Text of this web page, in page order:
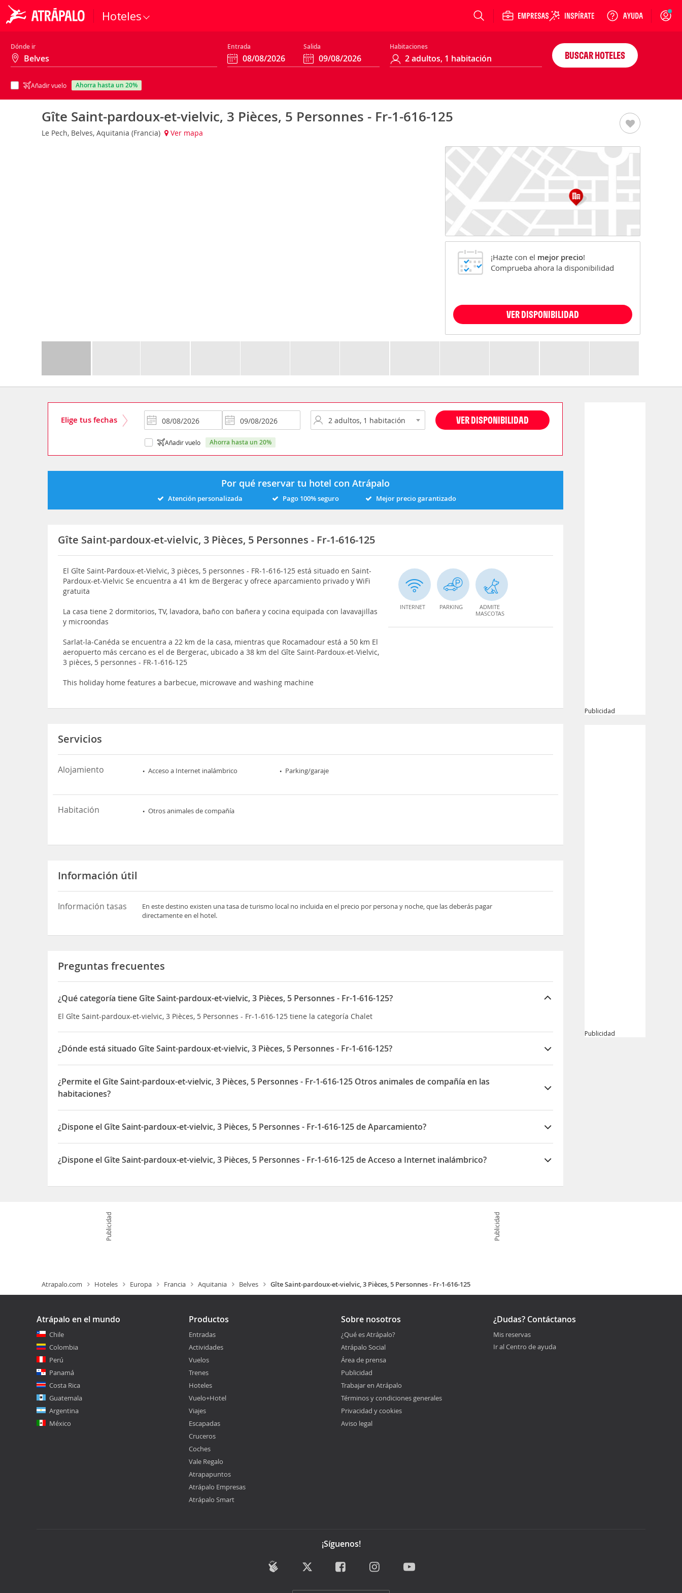
Hoteles Login
Dónde ir Entrada Salida Habitaciones
Añadir vuelo ahorra hasta un 20%
BUSCAR HOTELES
Gîte Saint-pardoux-et-vielvic, 3 Pièces, 5 Personnes - Fr-1-616-125
Le Pech, Belves, Aquitania (Francia) Ver mapa
¡Hazte con el mejor precio!
Comprueba ahora la disponibilidad
VER DISPONIBILIDAD
Elige tus fechas VER DISPONIBILIDAD
Añadir vuelo ahorra hasta un 20%
Por qué reservar tu hotel con Atrápalo
Atención personalizada Pago 100% seguro Mejor precio garantizado
Gîte Saint-pardoux-et-vielvic, 3 Pièces, 5 Personnes - Fr-1-616-125
El Gîte Saint-Pardoux-et-Vielvic, 3 pièces, 5 personnes - FR-1-616-125 está situado en Saint-
Pardoux-et-Vielvic Se encuentra a 41 km de Bergerac y ofrece aparcamiento privado y WiFi
gratuita
La casa tiene 2 dormitorios, TV, lavadora, baño con bañera y cocina equipada con lavavajillas
y microondas
Sarlat-la-Canéda se encuentra a 22 km de la casa, mientras que Rocamadour está a 50 km El
aeropuerto más cercano es el de Bergerac, ubicado a 38 km del Gîte Saint-Pardoux-et-Vielvic,
3 pièces, 5 personnes - FR-1-616-125
This holiday home features a barbecue, microwave and washing machine
INTERNET PARKING
ADMITE
MASCOTAS
Servicios
Alojamiento Acceso a Internet inalámbrico Parking/garaje
Habitación Otros animales de compañía
Información útil
Información tasas
En este destino existen una tasa de turismo local no incluida en el precio por persona y noche, que las deberás pagar
directamente en el hotel.
Preguntas frecuentes
¿Qué categoría tiene Gîte Saint-pardoux-et-vielvic, 3 Pièces, 5 Personnes - Fr-1-616-125?
El Gîte Saint-pardoux-et-vielvic, 3 Pièces, 5 Personnes - Fr-1-616-125 tiene la categoría Chalet
¿Dónde está situado Gîte Saint-pardoux-et-vielvic, 3 Pièces, 5 Personnes - Fr-1-616-125?
El Gîte Saint-pardoux-et-vielvic, 3 Pièces, 5 Personnes - Fr-1-616-125 está situado en Le Pech
¿Permite el Gîte Saint-pardoux-et-vielvic, 3 Pièces, 5 Personnes - Fr-1-616-125 Otros animales de compañía en las
habitaciones?
Sí, el Gîte Saint-pardoux-et-vielvic, 3 Pièces, 5 Personnes - Fr-1-616-125 permite Otros animales de compañía en las habitaciones
¿Dispone el Gîte Saint-pardoux-et-vielvic, 3 Pièces, 5 Personnes - Fr-1-616-125 de Aparcamiento?
Sí, el Gîte Saint-pardoux-et-vielvic, 3 Pièces, 5 Personnes - Fr-1-616-125 dispone de Aparcamiento
¿Dispone el Gîte Saint-pardoux-et-vielvic, 3 Pièces, 5 Personnes - Fr-1-616-125 de Acceso a Internet inalámbrico?
Publicidad
Publicidad
Publicidad Publicidad
Atrapalo.com Hoteles Europa Francia Aquitania Belves Gîte Saint-pardoux-et-vielvic, 3 Pièces, 5 Personnes - Fr-1-616-125
Atrápalo en el mundo
Chile
Colombia
Perú
Panamá
Costa Rica
Guatemala
Argentina
México
Productos
Entradas
Actividades
Vuelos
Trenes
Hoteles
Vuelo+Hotel
Viajes
Escapadas
Cruceros
Coches
Vale Regalo
Atrapapuntos
Atrápalo Empresas
Atrápalo Smart
Sobre nosotros
¿Qué es Atrápalo?
Atrápalo Social
Área de prensa
Publicidad
Trabajar en Atrápalo
Términos y condiciones generales
Privacidad y cookies
Aviso legal
¿Dudas? Contáctanos
Mis reservas
Ir al Centro de ayuda
¡Síguenos!